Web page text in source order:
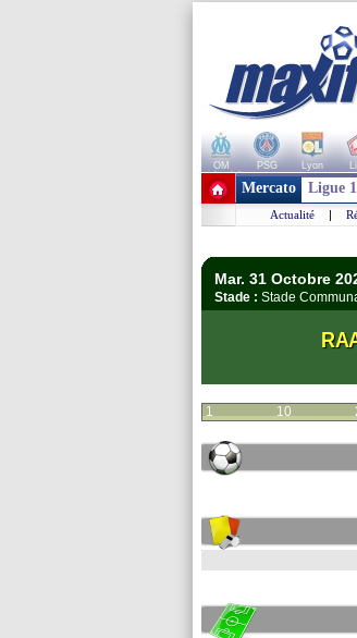
OM PSG Lyon
+ de clubs
Mercato Ligue 1
Actualité |
Mar. 31 Octobre
Stade : Stade
1 10